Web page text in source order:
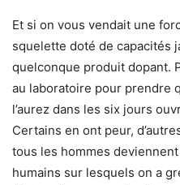
Et si on vous vendait une
squelette doté de capacités
quelconque produit dopant.
au laboratoire pour prendre
l’aurez dans les six jours
Certains en ont peur,
tous les hommes
humains sur lesquels on a